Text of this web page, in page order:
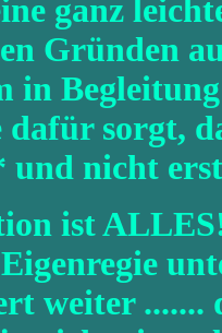
ganz
Gründen
in
dafür sorgt,
nicht
ist
weiter .......